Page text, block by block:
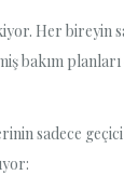
Her
bakım
sadece